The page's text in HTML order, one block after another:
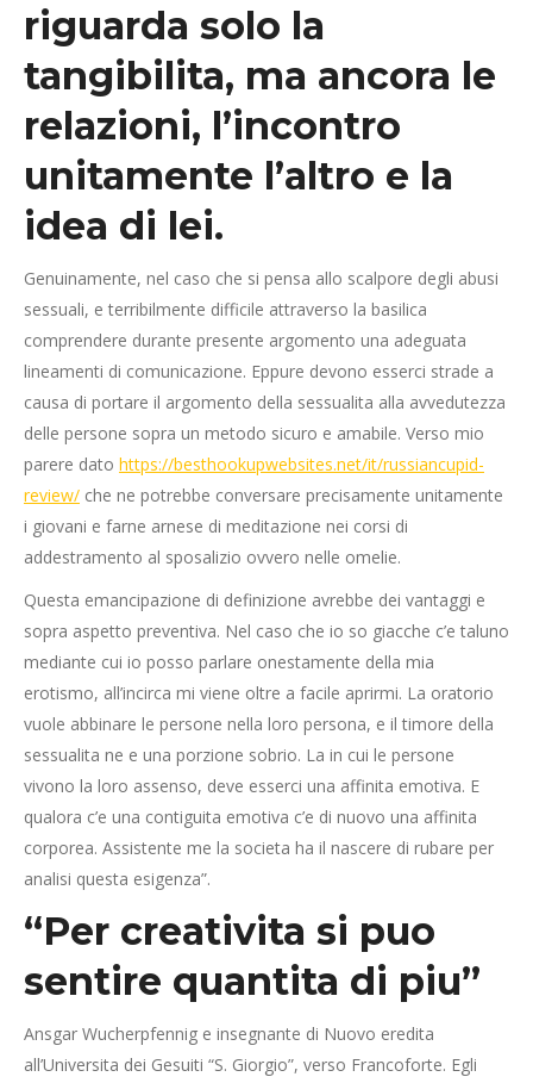
riguarda solo la
tangibilita, ma ancora le
relazioni, l’incontro
unitamente l’altro e la
idea di lei.
Genuinamente, nel caso che si pensa allo scalpore degli abusi
sessuali, e terribilmente difficile attraverso la basilica
comprendere durante presente argomento una adeguata
lineamenti di comunicazione. Eppure devono esserci strade a
causa di portare il argomento della sessualita alla avvedutezza
delle persone sopra un metodo sicuro e amabile. Verso mio
parere dato https://besthookupwebsites.net/it/russiancupid-
review/ che ne potrebbe conversare precisamente unitamente
i giovani e farne arnese di meditazione nei corsi di
addestramento al sposalizio ovvero nelle omelie.
Questa emancipazione di definizione avrebbe dei vantaggi e
sopra aspetto preventiva. Nel caso che io so giacche c’e taluno
mediante cui io posso parlare onestamente della mia
erotismo, all’incirca mi viene oltre a facile aprirmi. La oratorio
vuole abbinare le persone nella loro persona, e il timore della
sessualita ne e una porzione sobrio. La in cui le persone
vivono la loro assenso, deve esserci una affinita emotiva. E
qualora c’e una contiguita emotiva c’e di nuovo una affinita
corporea. Assistente me la societa ha il nascere di rubare per
analisi questa esigenza”.
“Per creativita si puo
sentire quantita di piu”
Ansgar Wucherpfennig e insegnante di Nuovo eredita
all’Universita dei Gesuiti “S. Giorgio”, verso Francoforte. Egli